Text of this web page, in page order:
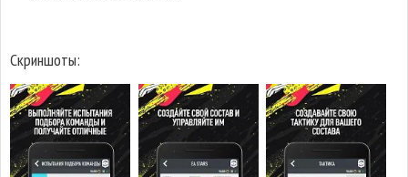
Скриншоты: